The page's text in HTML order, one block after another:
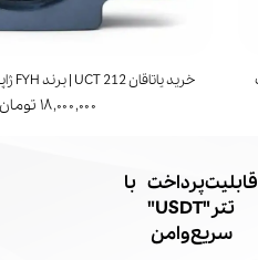
خرید یاتاقان UCT 212 | برند FYH ژاپن | استعلام قیمت
۱۸,۰۰۰,۰۰۰ تومان
​قابلیت پرداخت با
تتر"USDT"
سریع و امن